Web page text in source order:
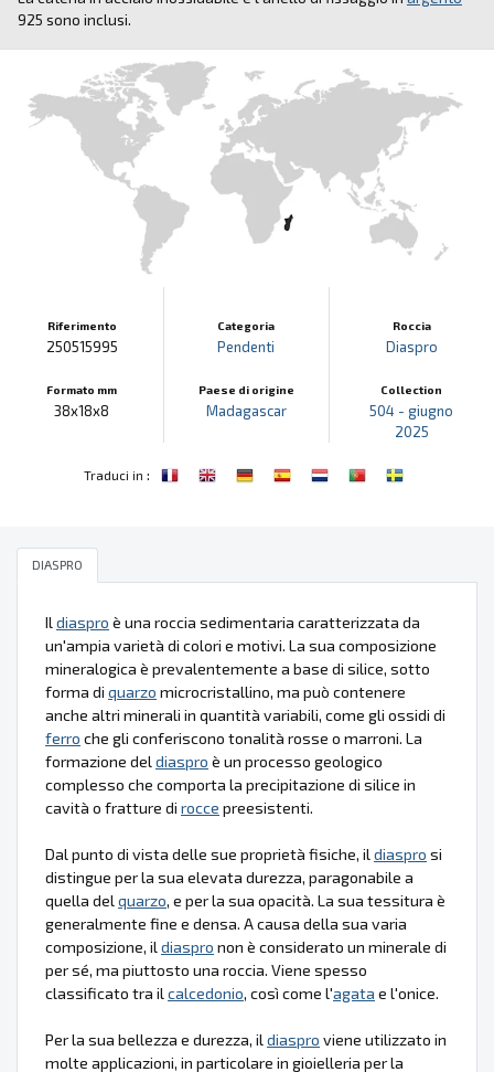
925 sono inclusi.
Riferimento
250515995
Formato mm
38x18x8
Categoria
Pendenti
Paese di origine
Madagascar
Roccia
Diaspro
Collection
504 - giugno
2025
Traduci in :
DIASPRO
Il diaspro è una roccia sedimentaria caratterizzata da
un'ampia varietà di colori e motivi. La sua composizione
mineralogica è prevalentemente a base di silice, sotto
forma di quarzo microcristallino, ma può contenere
anche altri minerali in quantità variabili, come gli ossidi di
ferro che gli conferiscono tonalità rosse o marroni. La
formazione del diaspro è un processo geologico
complesso che comporta la precipitazione di silice in
cavità o fratture di rocce preesistenti.
Dal punto di vista delle sue proprietà fisiche, il diaspro si
distingue per la sua elevata durezza, paragonabile a
quella del quarzo, e per la sua opacità. La sua tessitura è
generalmente fine e densa. A causa della sua varia
composizione, il diaspro non è considerato un minerale di
per sé, ma piuttosto una roccia. Viene spesso
classificato tra il calcedonio, così come l'agata e l'onice.
Per la sua bellezza e durezza, il diaspro viene utilizzato in
molte applicazioni, in particolare in gioielleria per la